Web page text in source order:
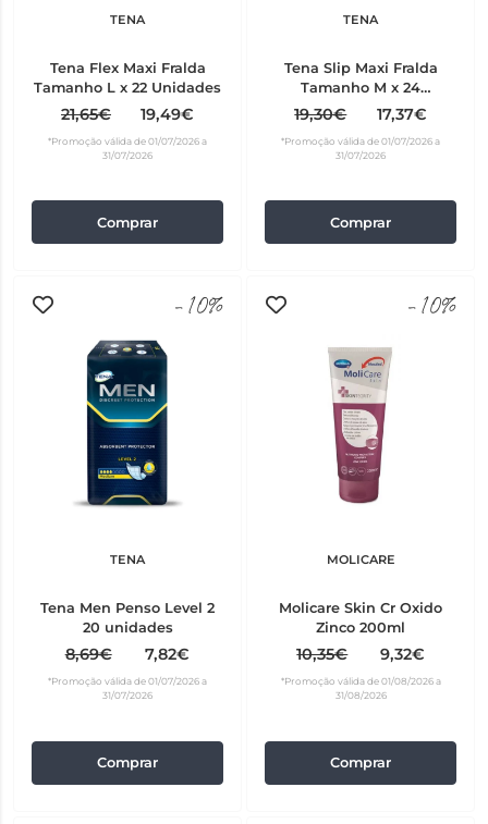
TENA
Tena Flex Maxi Fralda
Tamanho L x 22 Unidades
21,65€ 19,49€
*Promoção válida de 01/07/2026 a
31/07/2026
Comprar
TENA
Tena Slip Maxi Fralda
Tamanho M x 24
Unidades
19,30€ 17,37€
*Promoção válida de 01/07/2026 a
31/07/2026
Comprar
-10%
TENA
Tena Men Penso Level 2
20 unidades
8,69€ 7,82€
*Promoção válida de 01/07/2026 a
31/07/2026
Comprar
-10%
MOLICARE
Molicare Skin Cr Oxido
Zinco 200ml
10,35€ 9,32€
*Promoção válida de 01/08/2026 a
31/08/2026
Comprar